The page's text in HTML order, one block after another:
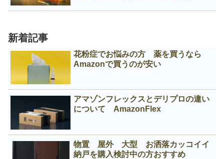
新着記事
花粉症でお悩みの方 薬を買うなら
Amazonで買うのが安い
アマゾンフレックスとデリプロの違い
について AmazonFlex
物置 屋外 大型 お洒落カッコイイ
納戸を購入検討中の方おすすめ